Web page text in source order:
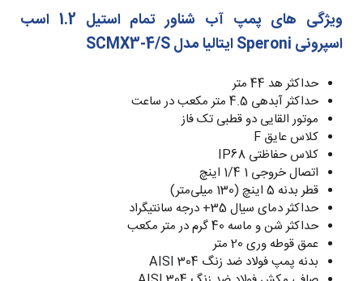
ویژگی های پمپ آب شناور تمام استیل 1.2 اسب
اسپرونی Speroni ایتالیا مدل SCMX3-4/S
حداکثر هد 44 متر
حداکثر آبدهی 4.5 متر مکعب در ساعت
موتور القایی دو قطبی تک فاز
کلاس عایق F
کلاس حفاظتی IP68
اتصال خروجی 1 1/4 اینچ
قطر بدنه 5 اینچ (130 میلی‌متر)
حداکثر دمای سیال 35+ درجه سانتیگراد
حداکثر شن و ماسه 40 گرم در متر مکعب
عمق قوطه وری 20 متر
بدنه پمپ فولاد ضد زنگ AISI 304